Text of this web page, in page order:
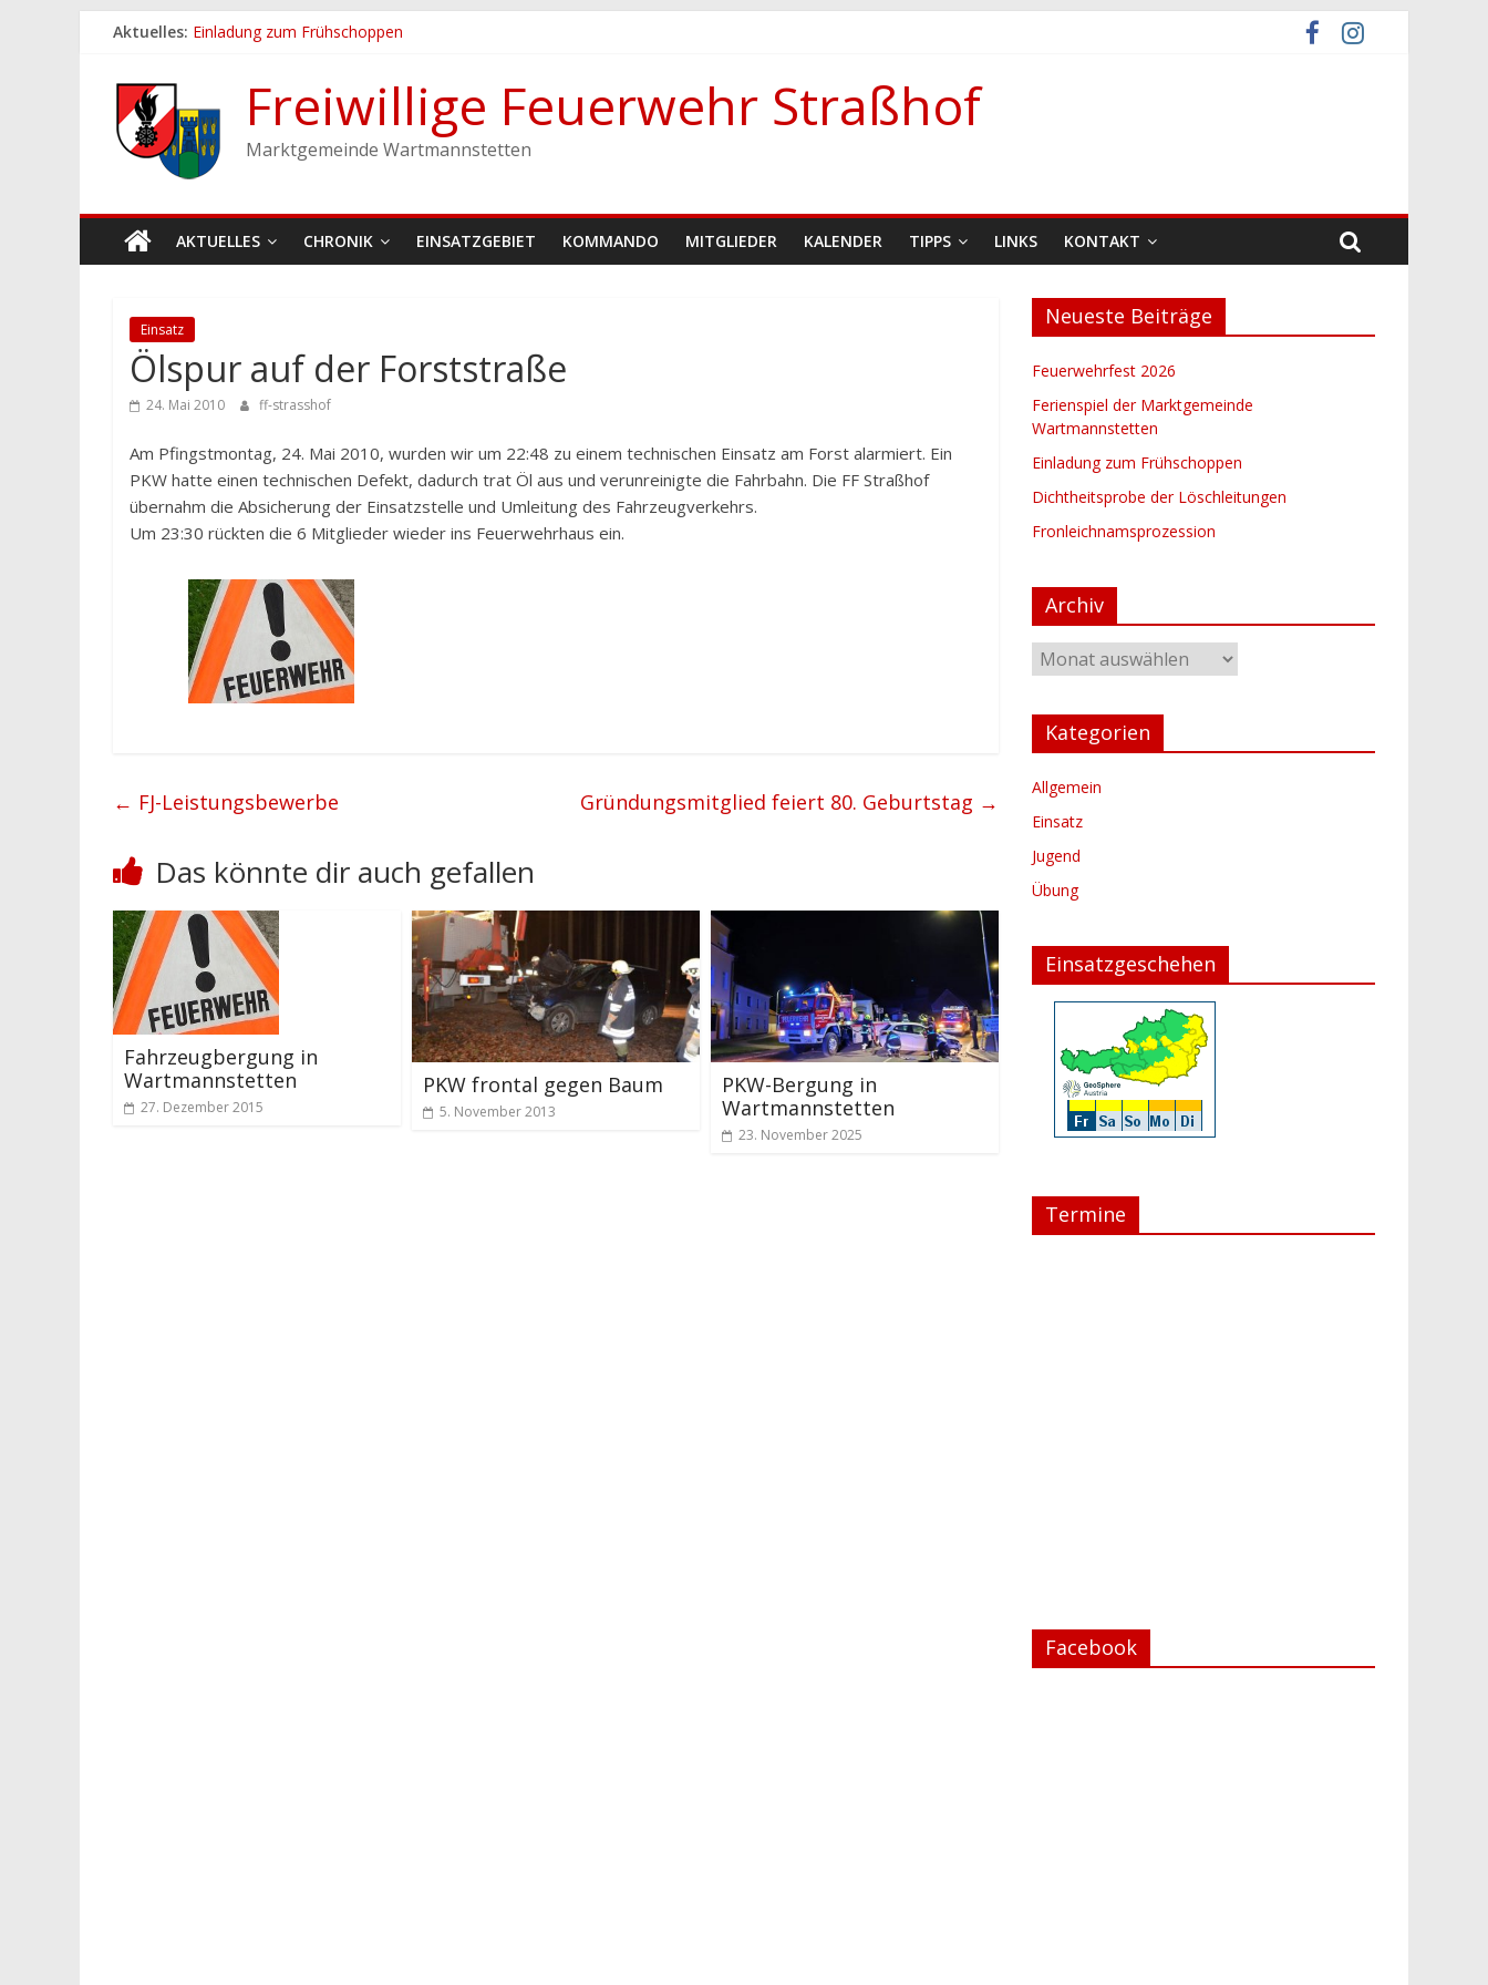
Zum
springen
Aktuelles: Einladung zum Frühschoppen
Feuerwehrfest 2026
Ferienspiel der Marktgemeinde Wartmannstetten
Freiwillige Feuerwehr Straßhof
Marktgemeinde Wartmannstetten
AKTUELLES CHRONIK EINSATZGEBIET KOMMANDO MITGLIEDER KALENDER TIPPS LINKS KONTAKT
Einsatz
Ölspur auf der Forststraße
24. Mai 2010 ff-strasshof
Am Pfingstmontag, 24. Mai 2010, wurden wir um 22:48 zu einem technischen Einsatz am Forst alarmiert. Ein
PKW hatte einen technischen Defekt, dadurch trat Öl aus und verunreinigte die Fahrbahn. Die FF Straßhof
übernahm die Absicherung der Einsatzstelle und Umleitung des Fahrzeugverkehrs.
Um 23:30 rückten die 6 Mitglieder wieder ins Feuerwehrhaus ein.
← FJ-Leistungsbewerbe Gründungsmitglied feiert 80. Geburtstag →
Das könnte dir auch gefallen
Fahrzeugbergung in
Wartmannstetten
27. Dezember 2015
PKW frontal gegen Baum
5. November 2013
PKW-Bergung in
Wartmannstetten
23. November 2025
Neueste Beiträge
Feuerwehrfest 2026
Ferienspiel der Marktgemeinde
Wartmannstetten
Einladung zum Frühschoppen
Dichtheitsprobe der Löschleitungen
Fronleichnamsprozession
Archiv
Archiv
Kategorien
Allgemein
Einsatz
Jugend
Übung
Einsatzgeschehen
Termine
Facebook